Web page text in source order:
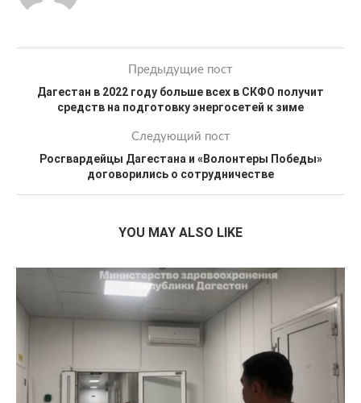
Предыдущие пост
Дагестан в 2022 году больше всех в СКФО получит
средств на подготовку энергосетей к зиме
Следующий пост
Росгвардейцы Дагестана и «Волонтеры Победы»
договорились о сотрудничестве
YOU MAY ALSO LIKE